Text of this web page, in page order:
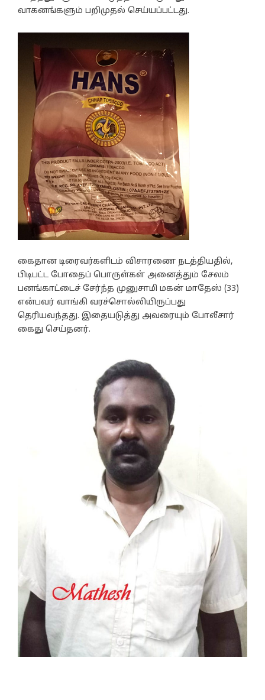
வாகனங்களும் பறிமுதல் செய்யப்பட்டது.
கைதான டிரைவர்களிடம் விசாரணை நடத்தியதில்,
பிடிபட்ட போதைப் பொருள்கள் அனைத்தும் சேலம்
பனங்காட்டைச் சேர்ந்த முனுசாமி மகன் மாதேஸ் (33)
என்பவர் வாங்கி வரச்சொல்லியிருப்பது
தெரியவந்தது. இதையடுத்து அவரையும் போலீசார்
கைது செய்தனர்.